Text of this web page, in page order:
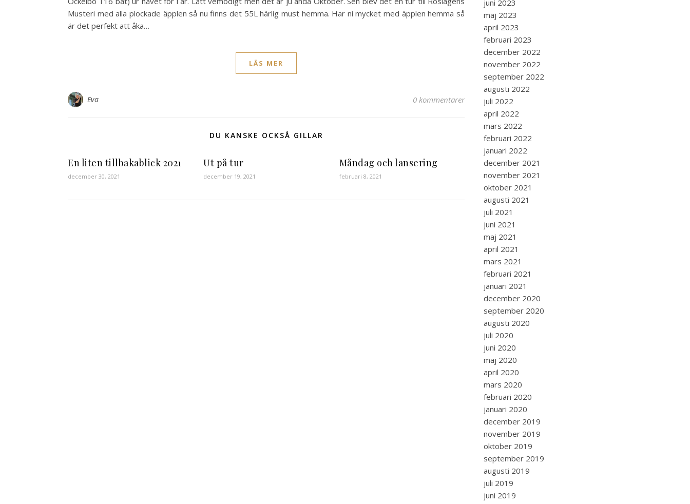
Musteri med alla plockade äpplen så nu finns det 55L härlig must hemma. Har ni mycket med äpplen hemma så
är det perfekt att åka…
LÄS MER
Eva 0 kommentarer
DU KANSKE OCKSÅ GILLAR
En liten tillbakablick 2021
december 30, 2021
Ut på tur
december 19, 2021
Måndag och lansering
februari 8, 2021
juni 2023
maj 2023
april 2023
februari 2023
december 2022
november 2022
september 2022
augusti 2022
juli 2022
april 2022
mars 2022
februari 2022
januari 2022
december 2021
november 2021
oktober 2021
augusti 2021
juli 2021
juni 2021
maj 2021
april 2021
mars 2021
februari 2021
januari 2021
december 2020
september 2020
augusti 2020
juli 2020
juni 2020
maj 2020
april 2020
mars 2020
februari 2020
januari 2020
december 2019
november 2019
oktober 2019
september 2019
augusti 2019
juli 2019
juni 2019